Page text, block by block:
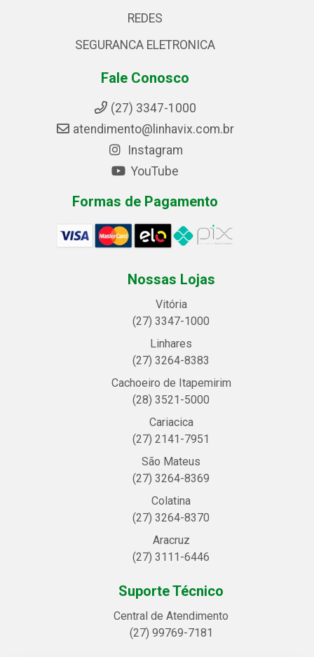
REDES
SEGURANCA ELETRONICA
Fale Conosco
(27) 3347-1000
atendimento@linhavix.com.br
Instagram
YouTube
Formas de Pagamento
Nossas Lojas
Vitória
(27) 3347-1000
Linhares
(27) 3264-8383
Cachoeiro de Itapemirim
(28) 3521-5000
Cariacica
(27) 2141-7951
São Mateus
(27) 3264-8369
Colatina
(27) 3264-8370
Aracruz
(27) 3111-6446
Suporte Técnico
Central de Atendimento
(27) 99769-7181